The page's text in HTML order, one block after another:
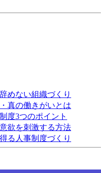
めない組織づくり
真の働きがいとは
度3つのポイント
欲を刺激する方法
る人事制度づくり